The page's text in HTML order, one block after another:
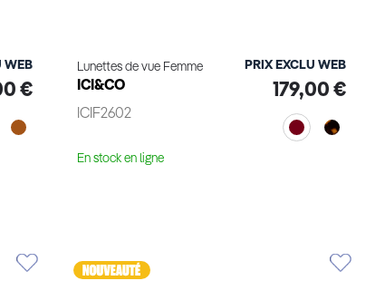
WEB
€
Lunettes de vue Femme
ICI&CO
ICIF2602
PRIX EXCLU WEB
179,00 €
En stock en ligne